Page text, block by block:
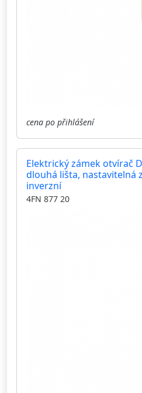
cena po přihlášení
Elektrický zámek otvírač
dlouhá lišta, nastavitelná
inverzní
4FN 877 20